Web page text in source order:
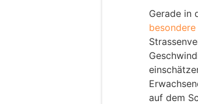
Gerade in
auf dem